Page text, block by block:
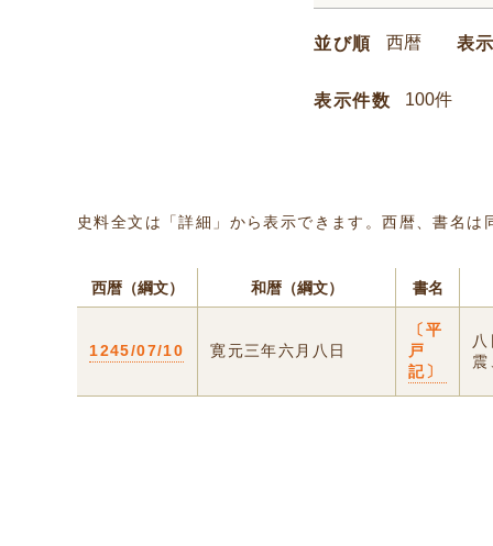
並び順 表
表示件数
史料全文は「詳細」から表示できます。西暦、書名
西暦（綱文） 和暦（綱文） 書名
1245/07/10 寛元三年六月八日
〔平
戸
記〕
震